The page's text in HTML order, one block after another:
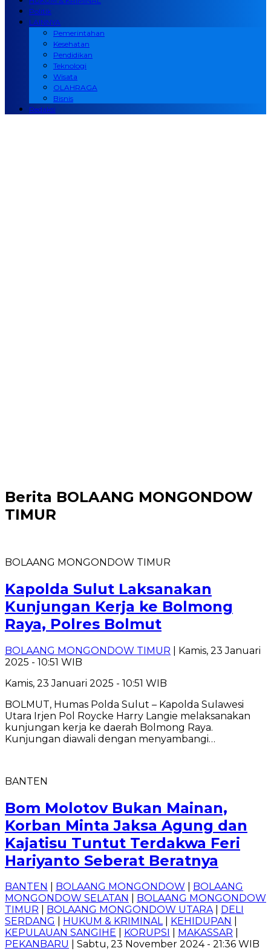
Politik
LAINNYA
Pemerintahan
Kesehatan
Pendidikan
Teknologi
Wisata
OLAHRAGA
Bisnis
Redaksi
Berita BOLAANG MONGONDOW
TIMUR
BOLAANG MONGONDOW TIMUR
Kapolda Sulut Laksanakan
Kunjungan Kerja ke Bolmong
Raya, Polres Bolmut
BOLAANG MONGONDOW TIMUR | Kamis, 23 Januari
2025 - 10:51 WIB
Kamis, 23 Januari 2025 - 10:51 WIB
BOLMUT, Humas Polda Sulut – Kapolda Sulawesi
Utara Irjen Pol Roycke Harry Langie melaksanakan
kunjungan kerja ke daerah Bolmong Raya.
Kunjungan diawali dengan menyambangi…
BANTEN
Bom Molotov Bukan Mainan,
Korban Minta Jaksa Agung dan
Kajatisu Tuntut Terdakwa Feri
Hariyanto Seberat Beratnya
BANTEN BOLAANG MONGONDOW
BOLAANG
MONGONDOW SELATAN
BOLAANG MONGONDOW
TIMUR
BOLAANG MONGONDOW UTARA|
DELI
SERDANG
HUKUM & KRIMINAL| KEHIDUPAN
KEPULAUAN SANGIHE
KORUPSI MAKASSAR
PEKANBARU
| Sabtu, 23 November 2024 - 21:36 WIB